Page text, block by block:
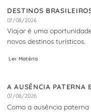
DESTINOS
07/08/2026
Viajar é uma
novos destinos turísticos.
Ler Matéria
A AUSÊNCIA PATERNA
07/08/2026
Como a ausência